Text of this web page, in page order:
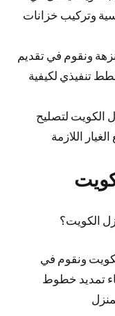
وتركيب خزانات
ونقوم في تقديم
تنفيذي لكيفية
الكويت لتصليح
اللازمة
الكويت؟
ونقوم في
تمديد خطوط